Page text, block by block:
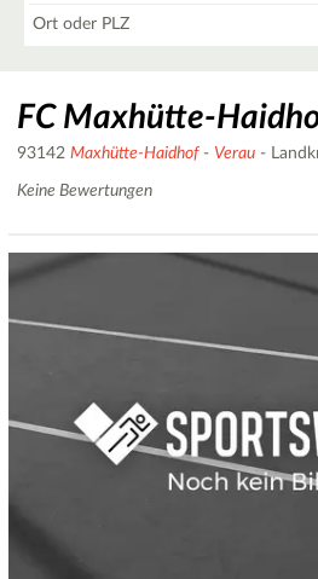
FC Maxhütte-
93142 Maxhütte-Haidhof- Verau -
Keine Bewertungen